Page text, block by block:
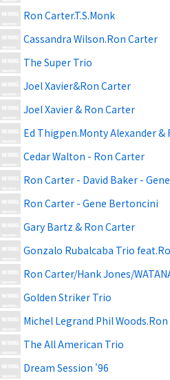
Ron Carter.T.S.Monk
Cassandra Wilson.Ron Carter
The Super Trio
Joel Xavier&Ron Carter
Joel Xavier & Ron Carter
Ed Thigpen.Monty Alexander &
Cedar Walton - Ron Carter
Ron Carter - David Baker -
Ron Carter - Gene Bertoncini
Gary Bartz & Ron Carter
Gonzalo Rubalcaba Trio
Ron Carter/Hank Jones/
Golden Striker Trio
Michel Legrand Phil
The All American Trio
Dream Session '96